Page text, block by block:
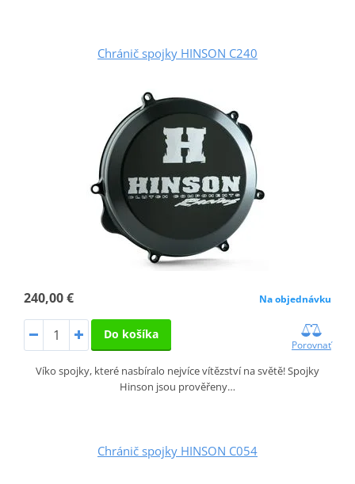
Chránič spojky HINSON C240
240,00 € Na objednávku
Do košíka
Porovnať
Víko spojky, které nasbíralo nejvíce vítězství na světě! Spojky
Hinson jsou prověřeny…
Chránič spojky HINSON C054